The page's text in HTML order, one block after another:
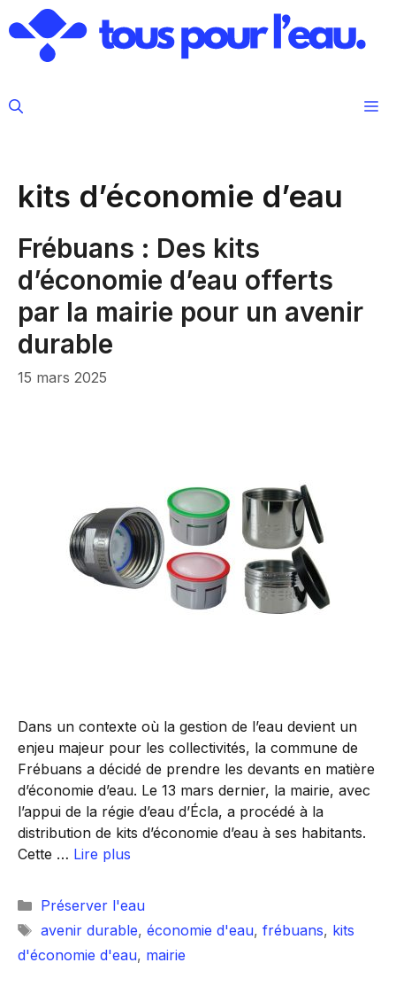
au
contenu
kits d’économie d’eau
Frébuans : Des kits
d’économie d’eau offerts
par la mairie pour un avenir
durable
15 mars 2025
Dans un contexte où la gestion de l’eau devient un
enjeu majeur pour les collectivités, la commune de
Frébuans a décidé de prendre les devants en matière
d’économie d’eau. Le 13 mars dernier, la mairie, avec
l’appui de la régie d’eau d’Écla, a procédé à la
distribution de kits d’économie d’eau à ses habitants.
Cette … Lire plus
Catégories
Préserver l'eau
Étiquettes
avenir durable, économie d'eau, frébuans, kits
d'économie d'eau, mairie